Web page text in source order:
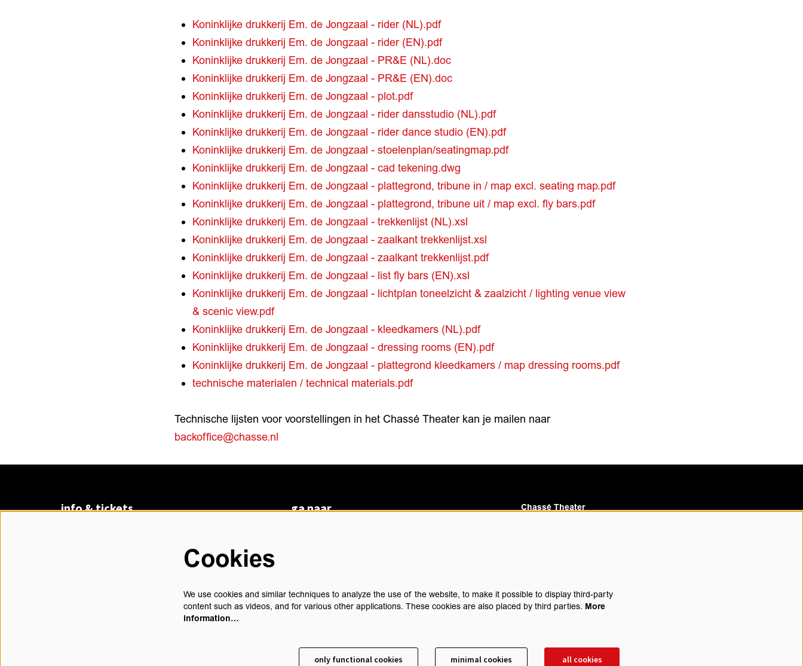
Koninklijke drukkerij Em. de Jongzaal - rider (NL).pdf
Koninklijke drukkerij Em. de Jongzaal - rider (EN).pdf
Koninklijke drukkerij Em. de Jongzaal - PR&E (NL).doc
Koninklijke drukkerij Em. de Jongzaal - PR&E (EN).doc
Koninklijke drukkerij Em. de Jongzaal - plot.pdf
Koninklijke drukkerij Em. de Jongzaal - rider dansstudio (NL).pdf
Koninklijke drukkerij Em. de Jongzaal - rider dance studio (EN).pdf
Koninklijke drukkerij Em. de Jongzaal - stoelenplan/seatingmap.pdf
Koninklijke drukkerij Em. de Jongzaal - cad tekening.dwg
Koninklijke drukkerij Em. de Jongzaal - plattegrond, tribune in / map excl. seating map.pdf
Koninklijke drukkerij Em. de Jongzaal - plattegrond, tribune uit / map excl. fly bars.pdf
Koninklijke drukkerij Em. de Jongzaal - trekkenlijst (NL).xsl
Koninklijke drukkerij Em. de Jongzaal - zaalkant trekkenlijst.xsl
Koninklijke drukkerij Em. de Jongzaal - zaalkant trekkenlijst.pdf
Koninklijke drukkerij Em. de Jongzaal - list fly bars (EN).xsl
Koninklijke drukkerij Em. de Jongzaal - lichtplan toneelzicht & zaalzicht / lighting venue view
& scenic view.pdf
Koninklijke drukkerij Em. de Jongzaal - kleedkamers (NL).pdf
Koninklijke drukkerij Em. de Jongzaal - dressing rooms (EN).pdf
Koninklijke drukkerij Em. de Jongzaal - plattegrond kleedkamers / map dressing rooms.pdf
technische materialen / technical materials.pdf
Technische lijsten voor voorstellingen in het Chassé Theater kan je mailen naar
backoffice@chasse.nl
info & tickets ga naar
privacyverklaring
cookieverklaring
contact
Chassé Theater
Cookies
We use cookies and similar techniques to analyze the use of the website, to make it possible to display third-party
content such as videos, and for various other applications. These cookies are also placed by third parties. More
information…
only functional cookies minimal cookies all cookies